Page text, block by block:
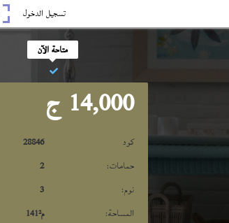
تسجيل الدخول
متاحة الآن
14,000 ج
كود
28846
حمامات:
2
نوم:
3
المساحة:
141 م²